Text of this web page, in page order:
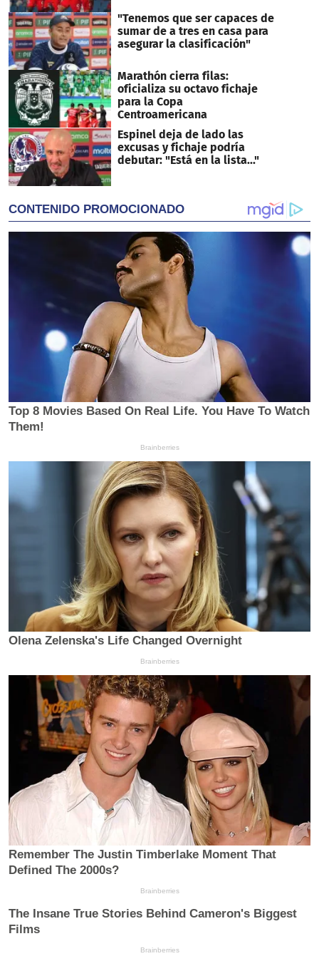
"Tenemos que ser capaces de
sumar de a tres en casa para
asegurar la clasificación"
Marathón cierra filas:
oficializa su octavo fichaje
para la Copa
Centroamericana
Espinel deja de lado las
excusas y fichaje podría
debutar: "Está en la lista..."